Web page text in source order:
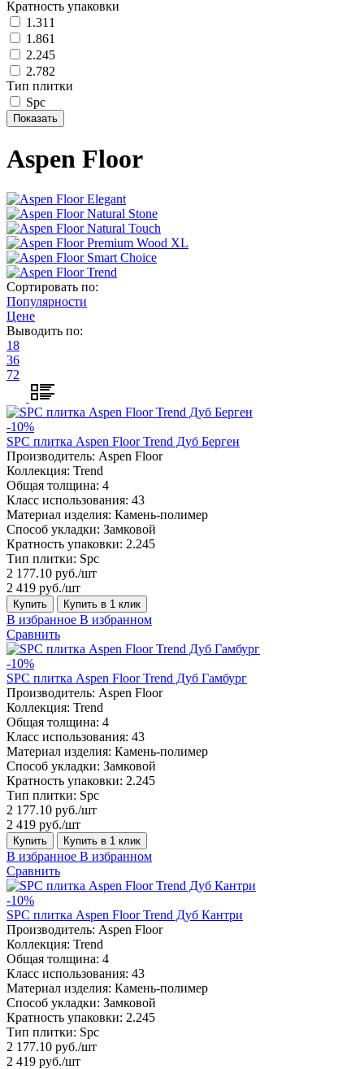
Кратность упаковки
1.311
1.861
2.245
2.782
Тип плитки
Spc
Aspen Floor
Elegant
Natural Stone
Natural Touch
Premium Wood XL
Smart Choice
Trend
Сортировать по:
Популярности
Цене
Выводить по:
18
36
72
-10%
SPC плитка Aspen Floor Trend Дуб Берген
Производитель: Aspen Floor
Коллекция: Trend
Общая толщина: 4
Класс использования: 43
Материал изделия: Камень-полимер
Способ укладки: Замковой
Кратность упаковки: 2.245
Тип плитки: Spc
2 177.10 руб./шт
2 419 руб./шт
Купить Купить в 1 клик
В избранное В избранном
Сравнить
-10%
SPC плитка Aspen Floor Trend Дуб Гамбург
Производитель: Aspen Floor
Коллекция: Trend
Общая толщина: 4
Класс использования: 43
Материал изделия: Камень-полимер
Способ укладки: Замковой
Кратность упаковки: 2.245
Тип плитки: Spc
2 177.10 руб./шт
2 419 руб./шт
Купить Купить в 1 клик
В избранное В избранном
Сравнить
-10%
SPC плитка Aspen Floor Trend Дуб Кантри
Производитель: Aspen Floor
Коллекция: Trend
Общая толщина: 4
Класс использования: 43
Материал изделия: Камень-полимер
Способ укладки: Замковой
Кратность упаковки: 2.245
Тип плитки: Spc
2 177.10 руб./шт
2 419 руб./шт